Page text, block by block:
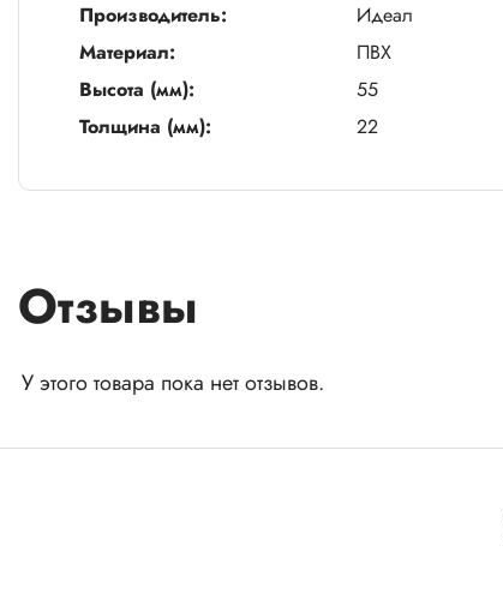
Производитель:
Идеал
Материал:
ПВХ
Высота (мм):
55
Толщина (мм):
22
Отзывы
У этого товара пока нет отзывов.